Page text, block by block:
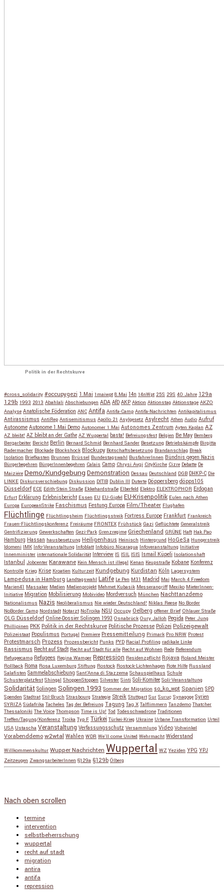
Politik in der Rechtskurve
#cross_solidarity #occupygezi 1.Mai 1maiwpt 8.Mai 14n 14nWpt 25S 29S 40 Jahre 129a
129b 1993 2013 Abahlali Abschiebungen ADA AfD AKP Aktion Aktionstag Aktionstage AKZO
Analyse Anatolische Föderation ANC Antifa Antifa-Camp Antifa-Nachrichten Antikapitalismus
Antirassismus AntiRep Antisemitismus Apollo 21 Asylgesetz Asylrecht Athen Audio Aufruf
Autonome Autonome 1.Mai Demo Autonomer 1.Mai Autonomes Zentrum Ayten Kaplan AZ
AZ bleibt! AZ bleibt an der Gathe AZ Wuppertal basta! Befreiungsfest Belgien Be May Bemberg
Bergarbeiter Bericht Berlin Bernard Schmid Bernhard Sander Besetzung Betriebskämpfe Birgitta
Radermacher Blockade Blockshock Blockupy Botschaftsbesetzung Brandanschlag Break
Isolation Briefkasten Brunnen Brüssel Bundestagswahl BusfahrerInnen Bündnis gegen Nazis
Bürgerbegehren BürgerInnenbegehren Calais Camp Chrysi Avgi CityKirche Cizre Debatte De
Maiziére Demo/Kundgebung Demonstration Dessau Deutschland DGB DHKP-C Die
LINKE Diskursverschiebung Diskussion DITIB Dublin III Duterte Döppersberg döpps105
Düsseldorf ECE Edith-Stein Straße Ekkehardstraße Elberfeld Elektro ELEKTROPHOR Erdogan
Erfurt Erklärung Erlebnisbericht Essen EU EU-Gipfel EU-Krisenpolitik Eulen nach Athen
Europa EuropeanStrike Faschismus Festung Europa Film/Theater Flughafen
Flüchtlinge Flüchtlingsheim Flüchtlingsstreik Fortress Europe Frankfurt Frankreich
Frauen-Flüchtlingskonferenz Freiräume FRONTEX Frühstück Gazi Geflüchtete Generalstreik
Gentrifizierung Gewerkschaften Gezi-Park Grenzregime Griechenland GRÜNE Haft Hak Pao
Hamburg Hassan hausbesetzung Heiligenhaus Heinisch Hintergrund HoGeSa Hungerstreik
Idomeni IMK Info-Veranstaltung Infoblatt Infobüro Nicaragua Infoveranstaltung Initiative
Innenminister internationale Solidarität Interview IS ISIL ISIS Ismail Küpeli Isolationshaft
Istanbul Jobcenter Karawane Kein Mensch ist illegal Kenan Keupstraße Kobane Konferenz
Kontrolle Krieg Krise Kroatien Kulturzeit Kundgebung Kurdistan Köln Lagersystem
Lampedusa in Hamburg Landtagswahl Latife Le Pen M31 Madrid Mai March 4 Freedom
Marien41 Massaker Medien Medienprojekt Mehmet Kubasik Messerangriff Mexiko MieterInnen-
Initiative Migration Mobilisierung Mobivideo Mordversuch München Nachttanzdemo
Nationalismus Nazis Neoliberalismus Nie wieder Deutschland! Niklas Reese No Border
NoBorder Camp Nordstadt Notarzt NoTroika NSU Occupy Oelberg offener Brief Ohlauer Straße
OLG Düsseldorf Online-Dossier Solingen 1993 Osnabrück Oury Jalloh Pegida Peter Jung
Phillipinen PKK Politik in der Rechtskurve Politische Prozesse Polizei Polizeigewalt
Polizeistaat Populismus Portugal Premiere Pressemitteilung Primark Pro NRW Protest
Protestmarsch Prozess Prozessbericht Punks PYD Racial Profiling radikale Linke
Rassismus Recht auf Stadt Recht auf Stadt für alle Recht auf Wohnen Rede Referendum
Refugeecamp Refugees Regina Wamper Repression Residenzpflicht Rojava Roland Meister
Rollback Roma Rosa Luxemburg Stiftung Rostock Rostock-Lichtenhagen Rote Hilfe Russland
Salafisten Sammelabschiebung Sant'Anna di Stazzema Schauspielhaus Schule
Schusterplatzfest Shingal ShoppenStoppen Silvester Sinti Soli-Komitee Soli-Veranstaltung
Solidarität Solingen Solingen 1993 Sommer der Migration so_ko_wpt Spanien SPD
Spenden Stadtrat Stil-Bruch Strasbourg Strategie Streik Stuttgart Sur Suruç Synagoge Syrien
SYRIZA Südafrika Tacheles Tag der Befreiung Tagung Tag X Talflimmern Tanzdemo Thatcher
Thessaloniki The Voice Thompson Time is Up! Tod Todesschwadrone Traditionen
Treffen/Tagung/Konferenz Troika Typ F Türkei Türkei-Krieg Ukraine Urbane Transformation Urteil
USA Ustascha Veranstaltung Verfassungsschutz Versammlung Video Vohwinkel
Vorabenddemo w2wtal Wahlen WDR We'll come United Wehrmacht Widerstand
Willkommenskultur Wupper Nachrichten Wuppertal WZ Yeziden YPG YPJ
Zeitzeugen ZwangsarbeiterInnen §129a §129b Ölberg
Nach oben scrollen
termine
intervention
selbstbeherrschung
wuppertal
recht auf stadt
migration
antira
antifa
repression